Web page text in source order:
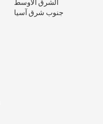
الشرق الأوسط
جنوب شرق آسيا